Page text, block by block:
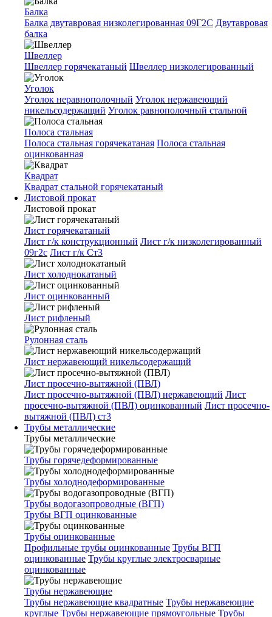
Балка
Балка двутавровая низколегированная 09Г2С Двутавровая
балка
Швеллер
Швеллер горячекатаный Швеллер низколегированный
Уголок
Уголок неравнополочный Уголок нержавеющий
никельсодержащий Уголок равнополочный стальной
Полоса стальная
Полоса стальная горячекатаная Полоса стальная
оцинкованная
Квадрат
Квадрат стальной горячекатаный
Листовой прокат
Листовой прокат
Лист горячекатаный
Лист г/к конструкционный Лист г/к низколегированный
09г2с Лист г/к Ст3
Лист холоднокатаный
Лист оцинкованный
Лист рифленый
Рулонная сталь
Лист нержавеющий никельсодержащий
Лист просечно-вытяжной (ПВЛ)
Лист просечно-вытяжной (ПВЛ) нержавеющий Лист
просечно-вытяжной (ПВЛ) оцинкованный Лист просечно-
вытяжной (ПВЛ) ст3
Трубы металлические
Трубы металлические
Трубы горячедеформированные
Трубы холоднодеформированные
Трубы водогазопроводные (ВГП)
Трубы ВГП оцинкованные
Трубы оцинкованные
Профильные трубы оцинкованные Трубы ВГП
оцинкованные Трубы круглые электросварные
оцинкованные
Трубы нержавеющие
Трубы нержавеющие квадратные Трубы нержавеющие
круглые Трубы нержавеющие прямоугольные Трубы